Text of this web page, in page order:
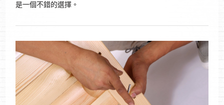
是一個不錯的選擇。